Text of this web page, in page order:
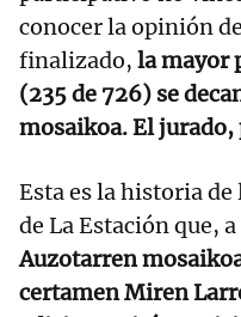
conocer la opinión
finalizado, la mayor
(235 de 726) se
mosaikoa. El
Esta es la historia de
de La Estación que,
Auzotarren
certamen Miren